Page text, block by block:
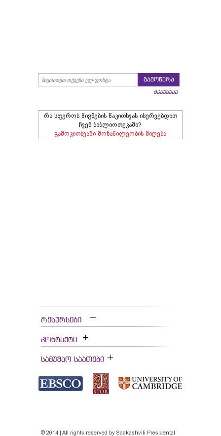
რა სფეროს წიგნების წაკითხვას ისურვებდით
ჩვენ ბიბლიოთეკაში?
გამოკითხვაში მონაწილეობის მიღება
გამოწერა
გაუქმება
რესურსები
კონტაქტი
სამუშაო საათები
© 2014 | All rights reserved by Saakashvili Presidental